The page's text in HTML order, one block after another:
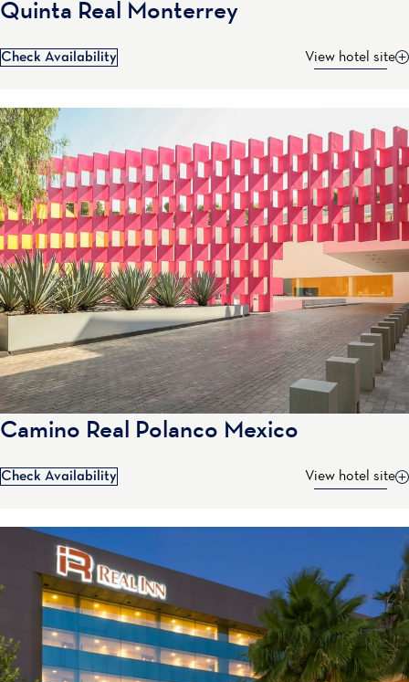
Quinta Real Monterrey
Check Availability View hotel site
Camino Real Polanco Mexico
Check Availability View hotel site